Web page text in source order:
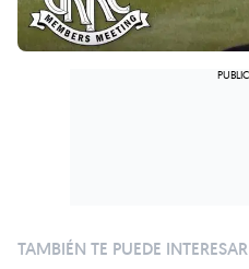
TAMBIÉN TE PUEDE INTERESAR